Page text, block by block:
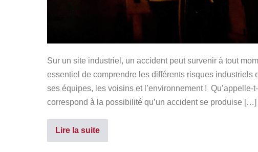
Sur un site industriel, un accident peut survenir à tout
essentiel de comprendre les différents risques industriels
ses équipes, les voisins et l’environnement !
correspond à la possibilité qu’un accident se produise […]
Lire la suite